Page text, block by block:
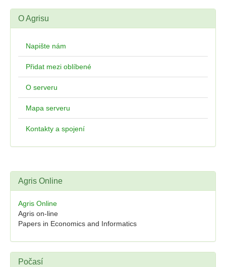
O Agrisu
Napište nám
Přidat mezi oblíbené
O serveru
Mapa serveru
Kontakty a spojení
Agris Online
Agris Online
Agris on-line
Papers in Economics and Informatics
Počasí